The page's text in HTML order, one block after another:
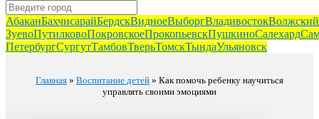
АбаканБахчисарайБердскВидноеВыборгВладивостокВолжский
ЗуевоПутилковоПокровскоеПрокопьевскПушкиноСалехард
ПетербургСургутТамбовТверьТомскТындаУльяновск
Главная » Воспитание детей » Как помочь ребенку научиться
управлять своими эмоциями